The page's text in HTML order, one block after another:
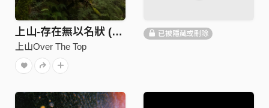
上山-存在無以名狀 (Natural Ver.)
上山Over The Top
已被隱藏或刪除